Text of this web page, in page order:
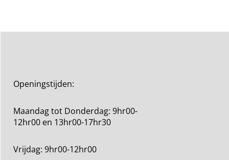
Openingstijden:
Maandag tot Donderdag: 9hr00-
12hr00 en 13hr00-17hr30
Vrijdag: 9hr00-12hr00